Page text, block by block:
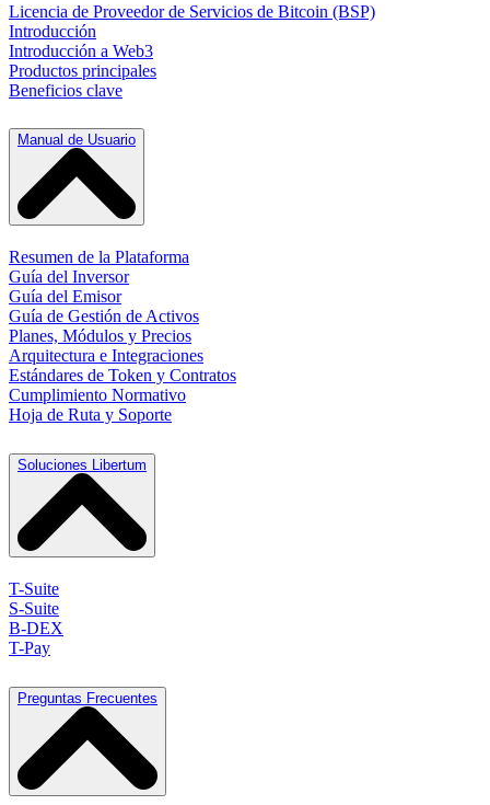
Licencia de Proveedor de Servicios de Bitcoin (BSP)
Introducción
Introducción a Web3
Productos principales
Beneficios clave
Manual de Usuario
Resumen de la Plataforma
Guía del Inversor
Guía del Emisor
Guía de Gestión de Activos
Planes, Módulos y Precios
Arquitectura e Integraciones
Estándares de Token y Contratos
Cumplimiento Normativo
Hoja de Ruta y Soporte
Soluciones Libertum
T-Suite
S-Suite
B-DEX
T-Pay
Preguntas Frecuentes